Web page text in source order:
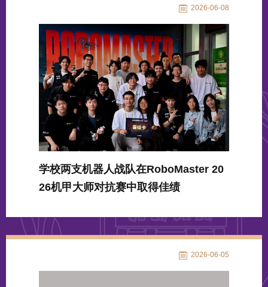
2026-06-08
学校两支机器人战队在RoboMaster 20
26机甲大师对抗赛中取得佳绩
2026-06-05